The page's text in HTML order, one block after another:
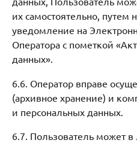
их самостоятельно, путем
уведомление на
Оператора с пометкой
данных».
6.6. Оператор вправе
(архивное хранение) и
и персональных данных.
6.7. Пользователь может